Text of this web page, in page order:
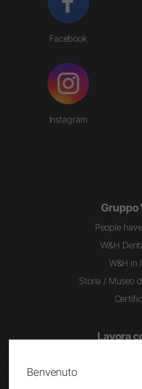
Facebook
Instagram
Gruppo
People
W&H
W&H in
Storia / Museo
Lavora
Benvenuto